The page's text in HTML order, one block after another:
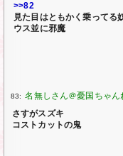
>>82
見た目はともかく乗ってる
ウス並に邪魔
83:
さすがスズキ
コストカットの鬼